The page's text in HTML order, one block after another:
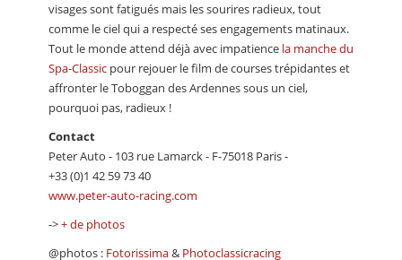
visages sont fatigués mais les sourires radieux, tout
comme le ciel qui a respecté ses engagements matinaux.
Tout le monde attend déjà avec impatience la manche du
Spa-Classic pour rejouer le film de courses trépidantes et
affronter le Toboggan des Ardennes sous un ciel,
pourquoi pas, radieux !
Contact
Peter Auto - 103 rue Lamarck - F-75018 Paris -
+33 (0)1 42 59 73 40
www.peter-auto-racing.com
->+ de photos
@photos : Fotorissima& Photoclassicracing